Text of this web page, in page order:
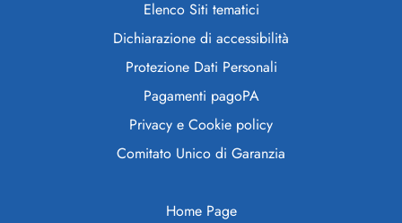
Elenco Siti tematici
Dichiarazione di accessibilità
Protezione Dati Personali
Pagamenti pagoPA
Privacy e Cookie policy
Comitato Unico di Garanzia
Home Page